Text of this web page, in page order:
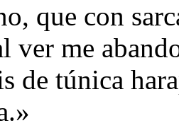
que con
ver me
de túnica